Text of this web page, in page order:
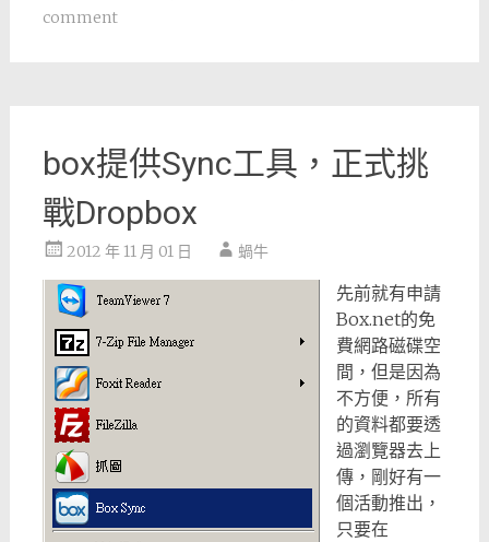
comment
box提供Sync工具，正式挑
戰Dropbox
2012 年 11 月 01 日 蝸牛
先前就有申請
Box.net的免
費網路磁碟空
間，但是因為
不方便，所有
的資料都要透
過瀏覽器去上
傳，剛好有一
個活動推出，
只要在